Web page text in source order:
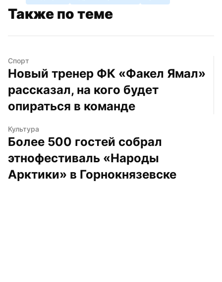
Также по теме
Спорт
Новый тренер ФК «Факел Ямал»
рассказал, на кого будет
опираться в команде
Культура
Более 500 гостей собрал
этнофестиваль «Народы
Арктики» в Горнокнязевске